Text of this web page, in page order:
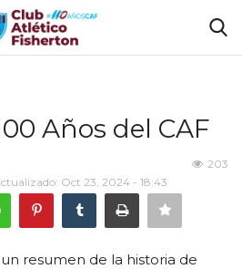
Años del CAF
Oct 23, 2024 - 18:43
203
resumen de la historia de